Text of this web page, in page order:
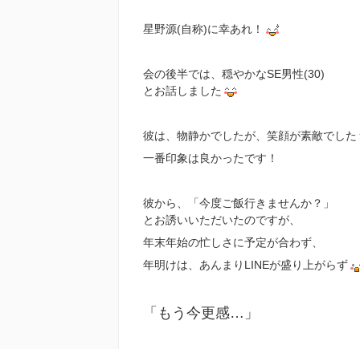
星野源(自称)に幸あれ！
会の後半では、穏やかなSE男性(30)
とお話しました
彼は、物静かでしたが、笑顔が素敵でした
一番印象は良かったです！
彼から、「今度ご飯行きませんか？」
とお誘いいただいたのですが、
年末年始の忙しさに予定が合わず、
年明けは、あんまりLINEが盛り上がらず
「もう今更感…」